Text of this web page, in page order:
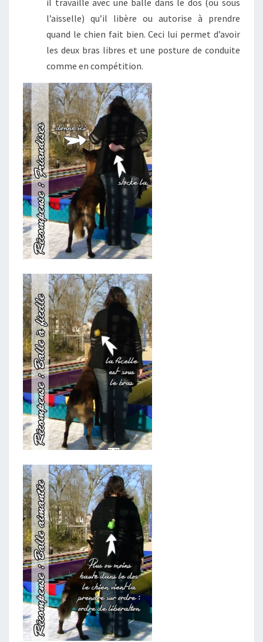
il travaille avec une balle dans le dos (ou sous
l’aisselle) qu’il libère ou autorise à prendre
quand le chien fait bien. Ceci lui permet d’avoir
les deux bras libres et une posture de conduite
comme en compétition.